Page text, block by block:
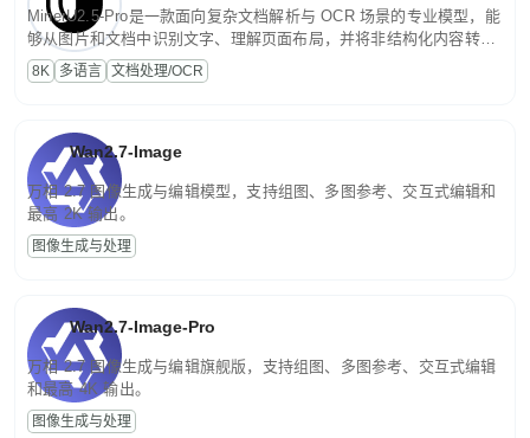
MinerU2.5-Pro是一款面向复杂文档解析与 OCR 场景的专业模型，能
够从图片和文档中识别文字、理解页面布局，并将非结构化内容转换
为便于存储、检索和二次处理的结构化结果。
8K 多语言 文档处理/OCR
Wan2.7-Image
万相 2.7 图像生成与编辑模型，支持组图、多图参考、交互式编辑和
最高 2K 输出。
图像生成与处理
Wan2.7-Image-Pro
万相 2.7 图像生成与编辑旗舰版，支持组图、多图参考、交互式编辑
和最高 4K 输出。
图像生成与处理